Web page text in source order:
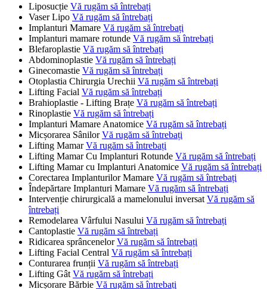
Liposucție Vă rugăm să întrebați
Vaser Lipo Vă rugăm să întrebați
Implanturi Mamare Vă rugăm să întrebați
Implanturi mamare rotunde Vă rugăm să întrebați
Blefaroplastie Vă rugăm să întrebați
Abdominoplastie Vă rugăm să întrebați
Ginecomastie Vă rugăm să întrebați
Otoplastia Chirurgia Urechii Vă rugăm să întrebați
Lifting Facial Vă rugăm să întrebați
Brahioplastie - Lifting Brațe Vă rugăm să întrebați
Rinoplastie Vă rugăm să întrebați
Implanturi Mamare Anatomice Vă rugăm să întrebați
Micșorarea Sânilor Vă rugăm să întrebați
Lifting Mamar Vă rugăm să întrebați
Lifting Mamar Cu Implanturi Rotunde Vă rugăm să întrebați
Lifting Mamar cu Implanturi Anatomice Vă rugăm să întrebați
Corectarea Implanturilor Mamare Vă rugăm să întrebați
Îndepărtare Implanturi Mamare Vă rugăm să întrebați
Intervenție chirurgicală a mamelonului inversat Vă rugăm să
întrebați
Remodelarea Vârfului Nasului Vă rugăm să întrebați
Cantoplastie Vă rugăm să întrebați
Ridicarea sprâncenelor Vă rugăm să întrebați
Lifting Facial Central Vă rugăm să întrebați
Conturarea frunții Vă rugăm să întrebați
Lifting Gât Vă rugăm să întrebați
Micșorare Bărbie Vă rugăm să întrebați